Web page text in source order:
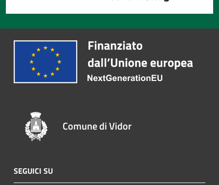
Comune di Vidor
SEGUICI SU